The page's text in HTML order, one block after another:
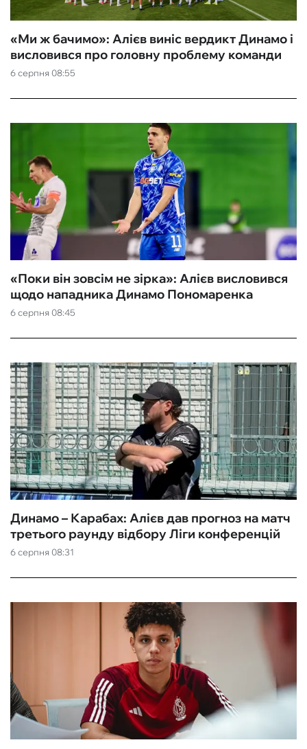
6 серпня 08:55
«Ми ж бачимо»: Алієв виніс вердикт Динамо і
висловився про головну проблему команди
6 серпня 08:45
«Поки він зовсім не зірка»: Алієв висловився
щодо нападника Динамо Пономаренка
6 серпня 08:31
Динамо – Карабах: Алієв дав прогноз на матч
третього раунду відбору Ліги конференцій